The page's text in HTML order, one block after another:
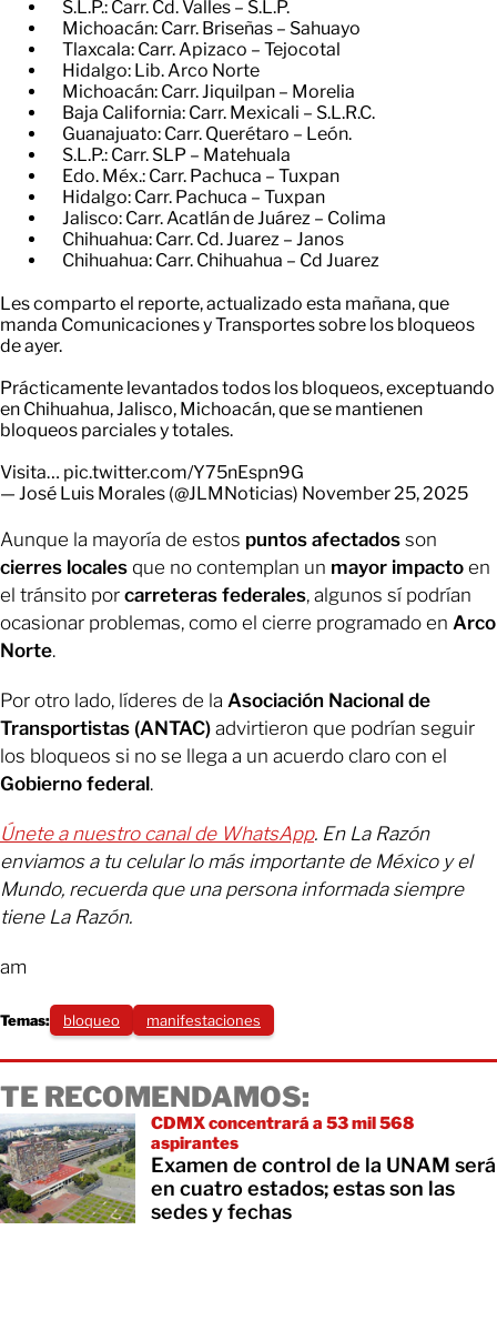
S.L.P.: Carr. Cd. Valles – S.L.P.
Michoacán: Carr. Briseñas – Sahuayo
Tlaxcala: Carr. Apizaco – Tejocotal
Hidalgo: Lib. Arco Norte
Michoacán: Carr. Jiquilpan – Morelia
Baja California: Carr. Mexicali – S.L.R.C.
Guanajuato: Carr. Querétaro – León.
S.L.P.: Carr. SLP – Matehuala
Edo. Méx.: Carr. Pachuca – Tuxpan
Hidalgo: Carr. Pachuca – Tuxpan
Jalisco: Carr. Acatlán de Juárez – Colima
Chihuahua: Carr. Cd. Juarez – Janos
Chihuahua: Carr. Chihuahua – Cd Juarez
Les comparto el reporte, actualizado esta mañana, que
manda Comunicaciones y Transportes sobre los bloqueos
de ayer.
Prácticamente levantados todos los bloqueos, exceptuando
en Chihuahua, Jalisco, Michoacán, que se mantienen
bloqueos parciales y totales.
Visita… pic.twitter.com/Y75nEspn9G
— José Luis Morales (@JLMNoticias) November 25, 2025
Aunque la mayoría de estos puntos afectados son
cierres locales que no contemplan un mayor impacto en
el tránsito por carreteras federales, algunos sí podrían
ocasionar problemas, como el cierre programado en Arco
Norte.
Por otro lado, líderes de la Asociación Nacional de
Transportistas (ANTAC) advirtieron que podrían seguir
los bloqueos si no se llega a un acuerdo claro con el
Gobierno federal.
Únete a nuestro canal de WhatsApp. En La Razón
enviamos a tu celular lo más importante de México y el
Mundo, recuerda que una persona informada siempre
tiene La Razón.
am
Temas: bloqueo manifestaciones
TE RECOMENDAMOS:
CDMX concentrará a 53 mil 568
aspirantes
Examen de control de la UNAM será
en cuatro estados; estas son las
sedes y fechas